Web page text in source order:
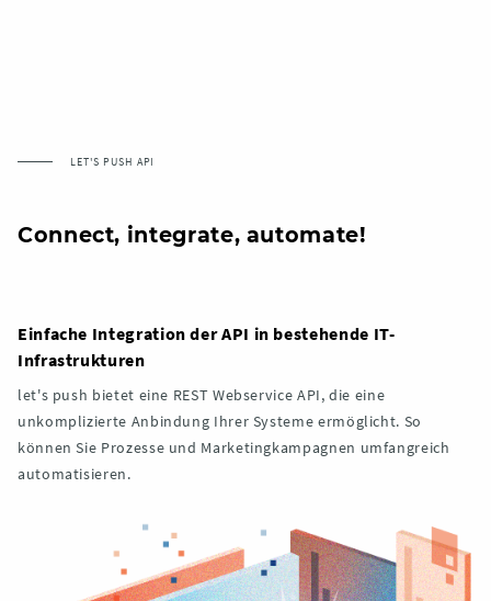
LET'S PUSH API
Connect, integrate, automate!
Einfache Integration der API in bestehende IT-
Infrastrukturen
let's push bietet eine REST Webservice API, die eine
unkomplizierte Anbindung Ihrer Systeme ermöglicht. So
können Sie Prozesse und Marketingkampagnen umfangreich
automatisieren.